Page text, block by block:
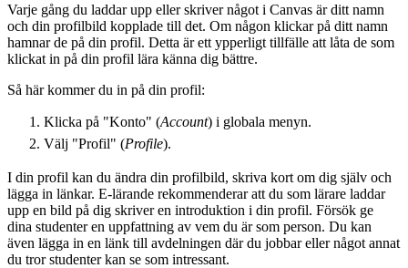
Varje gång du laddar upp eller skriver något i Canvas är ditt namn
och din profilbild kopplade till det. Om någon klickar på ditt namn
hamnar de på din profil. Detta är ett ypperligt tillfälle att låta de som
klickat in på din profil lära känna dig bättre.
Så här kommer du in på din profil:
Klicka på "Konto" (Account) i globala menyn.
Välj "Profil" (Profile).
I din profil kan du ändra din profilbild, skriva kort om dig själv och
lägga in länkar. E-lärande rekommenderar att du som lärare laddar
upp en bild på dig skriver en introduktion i din profil. Försök ge
dina studenter en uppfattning av vem du är som person. Du kan
även lägga in en länk till avdelningen där du jobbar eller något annat
du tror studenter kan se som intressant.